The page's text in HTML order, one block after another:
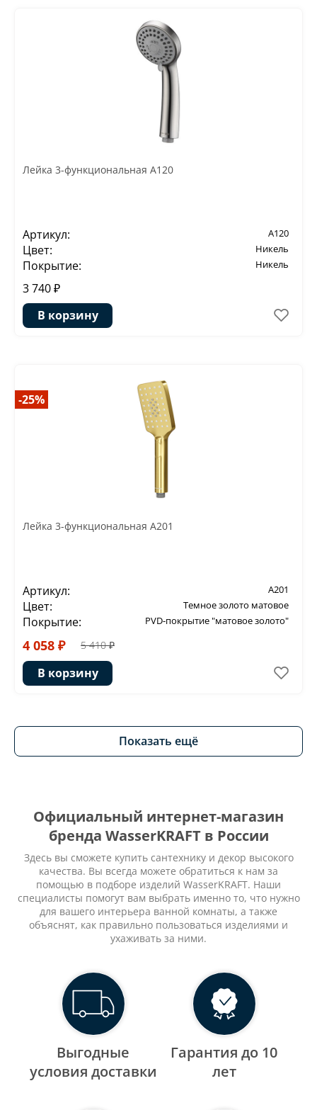
Лейка 3-функциональная A120
Артикул: A120
Цвет: Никель
Покрытие: Никель
3 740 ₽
В корзину
-25%
Лейка 3-функциональная A201
Артикул: A201
Цвет: Темное золото матовое
Покрытие: PVD-покрытие "матовое золото"
4 058 ₽ 5 410 ₽
В корзину
Показать ещё
Официальный интернет-магазин
бренда WasserKRAFT в России
Здесь вы сможете купить сантехнику и декор высокого
качества. Вы всегда можете обратиться к нам за
помощью в подборе изделий WasserKRAFT. Наши
специалисты помогут вам выбрать именно то, что нужно
для вашего интерьера ванной комнаты, а также
объяснят, как правильно пользоваться изделиями и
ухаживать за ними.
Выгодные
уcловия доставки
Гарантия до 10
лет